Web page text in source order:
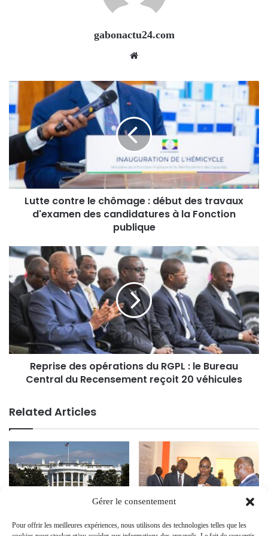
Gérer le consentement
Pour offrir les meilleures expériences, nous utilisons des technologies telles que les
gabonactu24.com
Lutte contre le chômage : début des travaux
d'examen des candidatures à la Fonction
publique
Reprise des opérations du RGPL : le Bureau
Central du Recensement reçoit 20 véhicules
Related Articles
Suite aux Sanctions Américaines
Le Ministre de la Culture et des
Arts rend visite à la Commission